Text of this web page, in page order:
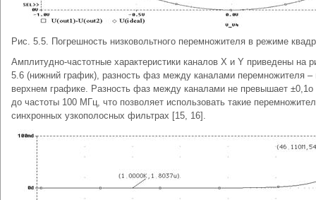
Рис. 5.5. Погрешность низковольтного перемножителя в режиме
Амплитудно-частотные характеристики каналов X и Y приведены на
5.6 (нижний график), разность фаз между каналами перемножителя –
верхнем графике. Разность фаз между каналами не превышает ±0,1о
до частоты 100 МГц, что позволяет использовать такие
синхронных узкополосных фильтрах [15, 16].